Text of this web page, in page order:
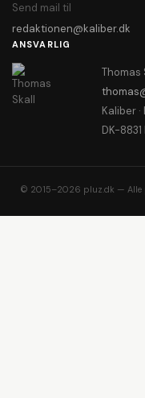
Send mail til
redaktionen@kaliber.dk
ANSVARLIG
Thomas
Kaliber
DK-
© 2015–2026 pluz.dk — Alle